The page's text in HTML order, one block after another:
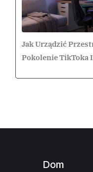
Jak Urządzić
Pokolenie TikToka
Dom